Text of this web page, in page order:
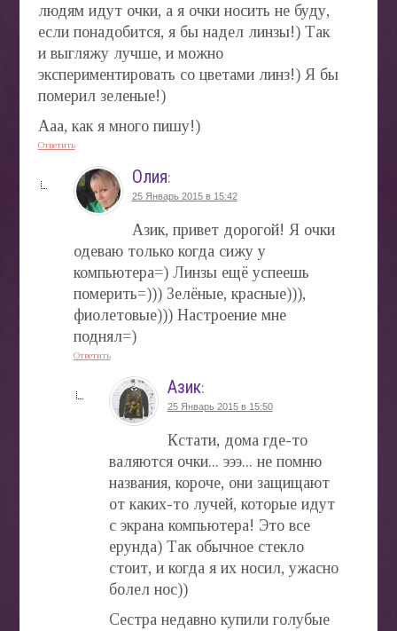
людям идут очки, а я очки носить не буду,
если понадобится, я бы надел линзы!) Так
и выгляжу лучше, и можно
экспериментировать со цветами линз!) Я бы
померил зеленые!)
Ааа, как я много пишу!)
Ответить
Олия:
25 Январь 2015 в 15:42
Азик, привет дорогой! Я очки
одеваю только когда сижу у
компьютера=) Линзы ещё успеешь
померить=))) Зелёные, красные))),
фиолетовые))) Настроение мне
поднял=)
Ответить
Азик:
25 Январь 2015 в 15:50
Кстати, дома где-то
валяются очки... эээ... не помню
названия, короче, они защищают
от каких-то лучей, которые идут
с экрана компьютера! Это все
ерунда) Так обычное стекло
стоит, и когда я их носил, ужасно
болел нос))
Сестра недавно купили голубые